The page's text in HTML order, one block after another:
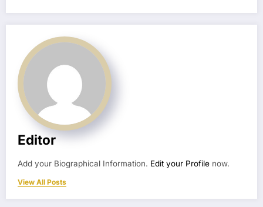
Editor
Add your Biographical Information. Edit your Profile now.
View All Posts